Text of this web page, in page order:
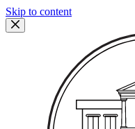
Skip to content